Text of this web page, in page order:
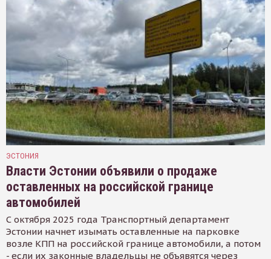
ЭСТОНИЯ
Власти Эстонии объявили о продаже
оставленных на российской границе
автомобилей
С октября 2025 года Транспортный департамент
Эстонии начнет изымать оставленные на парковке
возле КПП на российской границе автомобили, а потом
- если их законные владельцы не объявятся через